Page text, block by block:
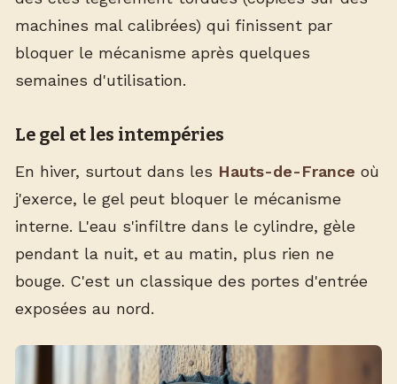
machines mal calibrées) qui finissent par
bloquer le mécanisme après quelques
semaines d'utilisation.
Le gel et les intempéries
En hiver, surtout dans les Hauts-de-France où
j'exerce, le gel peut bloquer le mécanisme
interne. L'eau s'infiltre dans le cylindre, gèle
pendant la nuit, et au matin, plus rien ne
bouge. C'est un classique des portes d'entrée
exposées au nord.